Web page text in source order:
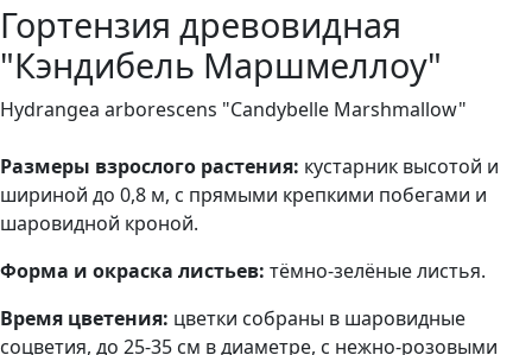
Гортензия древовидная
"Кэндибель Маршмеллоу"
Hydrangea arborescens "Candybelle Marshmallow"
Размеры взрослого растения: кустарник высотой и
шириной до 0,8 м, с прямыми крепкими побегами и
шаровидной кроной.
Форма и окраска листьев: тёмно-зелёные листья.
Время цветения: цветки собраны в шаровидные
соцветия, до 25-35 см в диаметре, с нежно-розовыми